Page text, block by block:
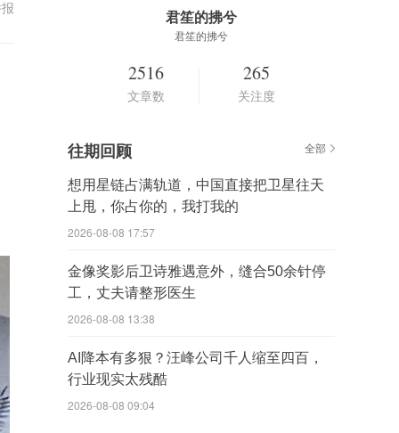
君笙的拂兮
君笙的拂兮
2516
文章数
265
关注度
往期回顾 全部
想用星链占满轨道，中国直接把卫星往天
上甩，你占你的，我打我的
2026-08-08 17:57
金像奖影后卫诗雅遇意外，缝合50余针停
工，丈夫请整形医生
2026-08-08 13:38
AI降本有多狠？汪峰公司千人缩至四百，
行业现实太残酷
2026-08-08 09:04